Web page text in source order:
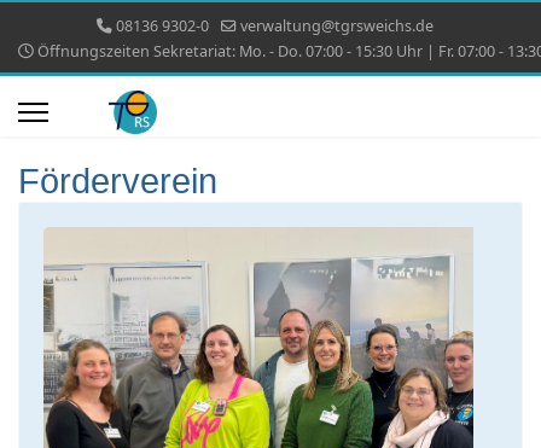
08136 9302-0
verwaltung@tgrsweichs.de
Öffnungszeiten Sekretariat: Mo. - Do. 07:00 - 15:30 Uhr | Fr. 07:00 -
Förderverein